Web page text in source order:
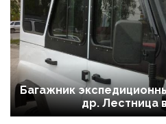
Багажник
др. Лестница